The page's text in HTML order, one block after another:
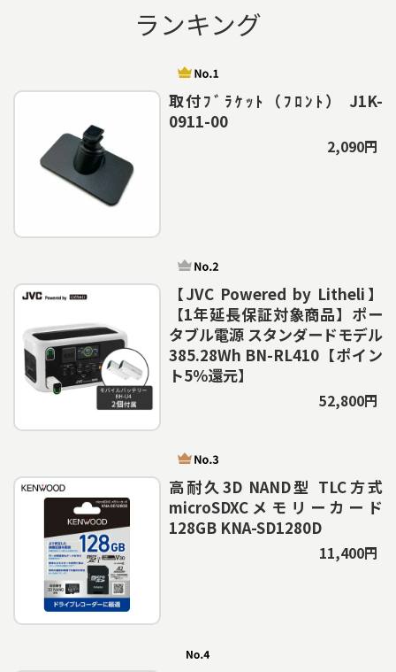
ランキング
取付ﾌﾞﾗｹｯﾄ（ﾌﾛﾝﾄ） J1K-
0911-00
2,090円
【JVC Powered by Litheli】
【1年延長保証対象商品】ポー
タブル電源 スタンダードモデル
385.28Wh BN-RL410【ポイン
ト5％還元】
52,800円
高耐久3D NAND型 TLC方式
microSDXCメモリーカード
128GB KNA-SD1280D
11,400円